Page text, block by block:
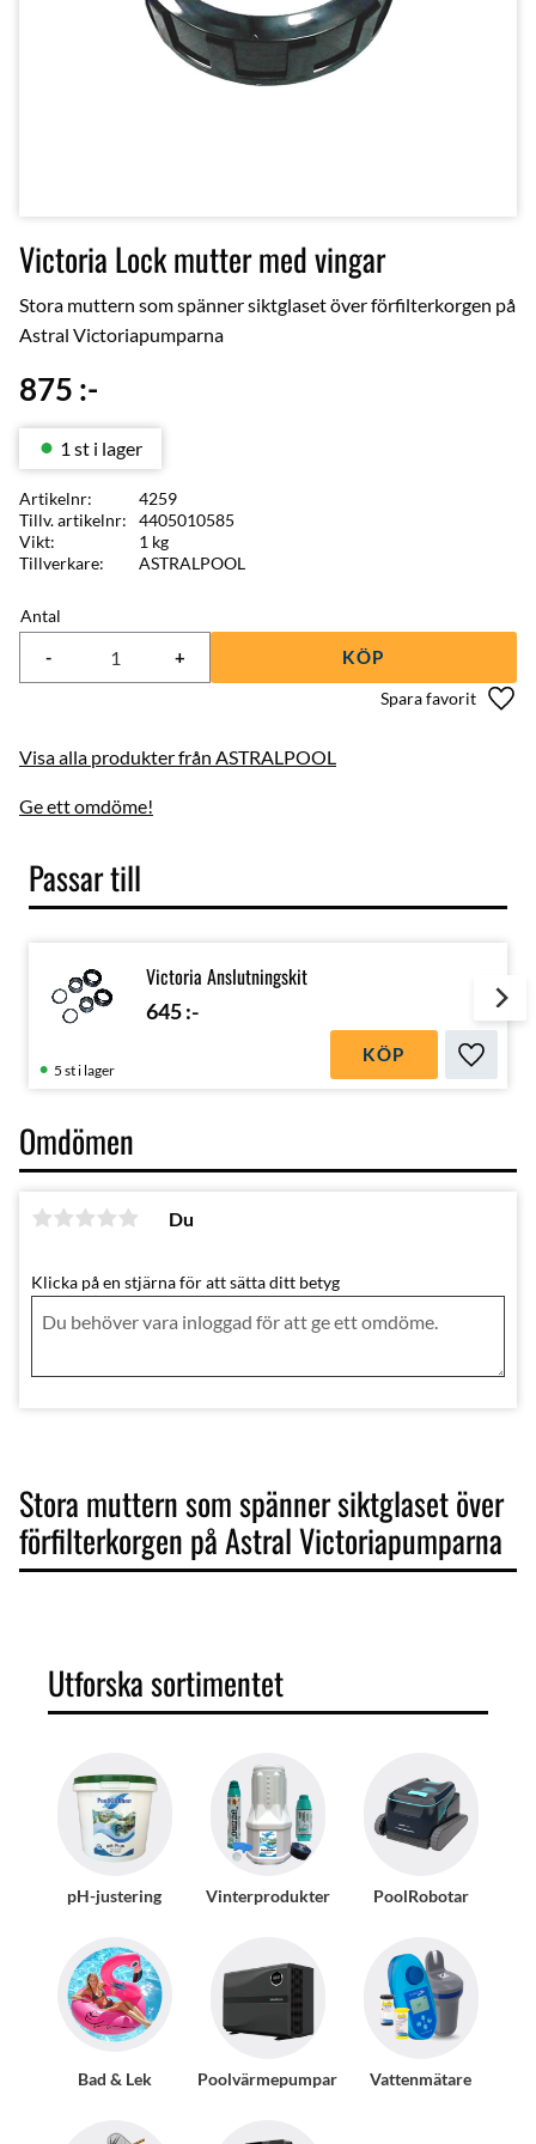
Victoria Lock mutter med vingar
Stora muttern som spänner siktglaset över förfilterkorgen på
Astral Victoriapumparna
875 :-
Antal
+
- KÖP
1 st i lager
Artikelnr
4259
Tillv. artikelnr
4405010585
Vikt
1 kg
Tillverkare
ASTRALPOOL
Visa alla produkter från ASTRALPOOL
Ge ett omdöme!
Passar till
Victoria Anslutningskit
645:-
Lägg
5 st i lager
KÖP
Stora muttern som spänner siktglaset över
förfilterkorgen på Astral Victoriapumparna
Omdömen
Du
Klicka på en stjärna för att sätta ditt betyg
Utforska sortimentet
pH-justering Vinterprodukter PoolRobotar
Bad & Lek Poolvärmepumpar Vattenmätare